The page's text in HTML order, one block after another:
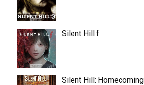
Silent Hill f
Silent Hill: Homecoming